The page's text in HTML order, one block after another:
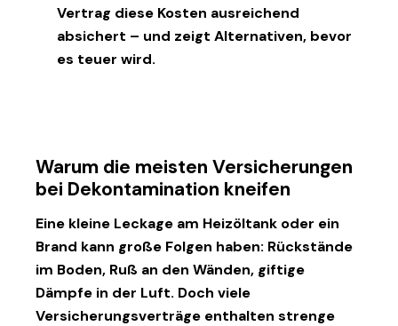
Vertrag diese Kosten ausreichend
absichert – und zeigt Alternativen, bevor
es teuer wird.
Warum die meisten Versicherungen
bei Dekontamination kneifen
Eine kleine Leckage am Heizöltank oder ein
Brand kann große Folgen haben: Rückstände
im Boden, Ruß an den Wänden, giftige
Dämpfe in der Luft. Doch viele
Versicherungsverträge enthalten strenge